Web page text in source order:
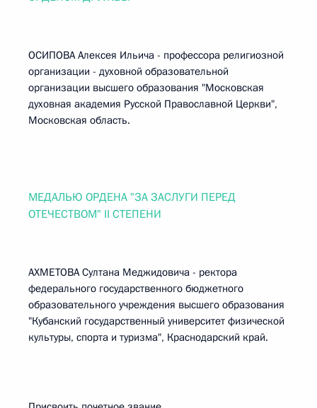
ОСИПОВА Алексея Ильича - профессора религиозной
организации - духовной образовательной
организации высшего образования "Московская
духовная академия Русской Православной Церкви",
Московская область.
МЕДАЛЬЮ ОРДЕНА "ЗА ЗАСЛУГИ ПЕРЕД
ОТЕЧЕСТВОМ" II СТЕПЕНИ
АХМЕТОВА Султана Меджидовича - ректора
федерального государственного бюджетного
образовательного учреждения высшего образования
"Кубанский государственный университет физической
культуры, спорта и туризма", Краснодарский край.